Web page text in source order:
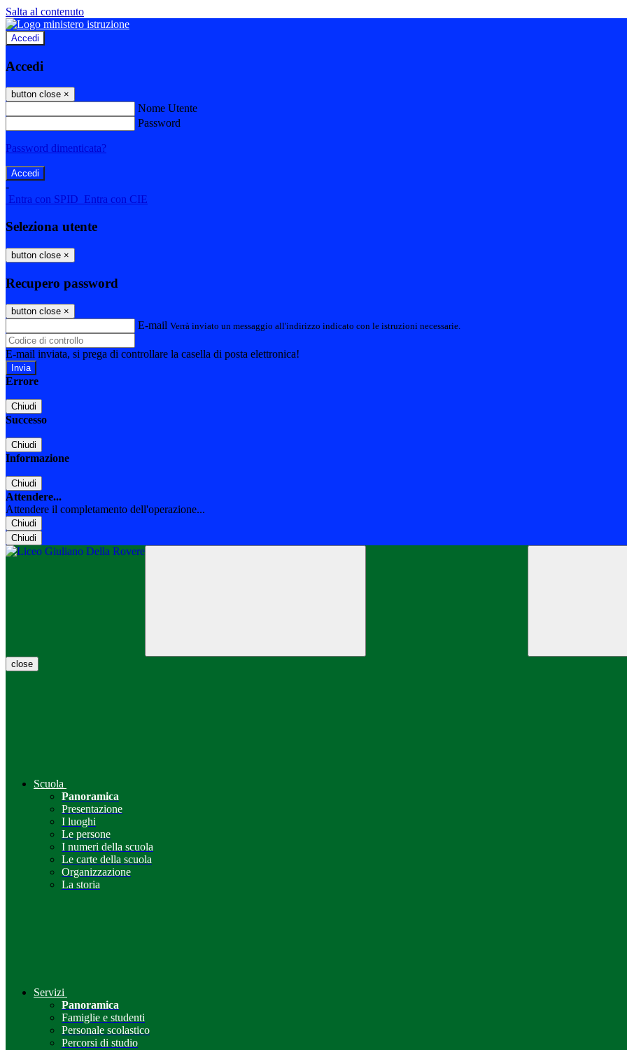
Salta al contenuto
Accedi
Accedi
button close ×
Nome Utente
Password
Password dimenticata?
-
Entra con SPID Entra con CIE
Seleziona utente
button close ×
Recupero password
button close ×
E-mail Verrà inviato un messaggio all'indirizzo indicato con le istruzioni necessarie.
E-mail inviata, si prega di controllare la casella di posta elettronica!
Errore
Chiudi
Successo
Chiudi
Informazione
Chiudi
Attendere...
Attendere il completamento dell'operazione...
Chiudi
Chiudi
close
Scuola
Panoramica
Presentazione
I luoghi
Le persone
I numeri della scuola
Le carte della scuola
Organizzazione
La storia
Servizi
Panoramica
Famiglie e studenti
Personale scolastico
Percorsi di studio